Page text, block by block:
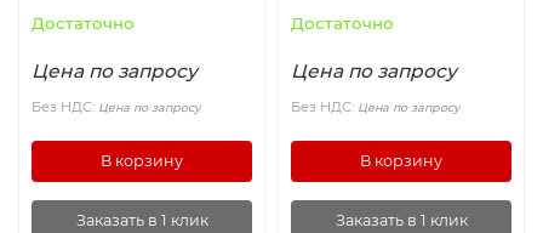
Вакуумные компоненты
Станочные приспособления
Достаточно
Цена по запросу
Без НДС: Цена по запросу
В корзину
Заказать в 1 клик
Достаточно
Цена по запросу
Без НДС: Цена по запросу
В корзину
Заказать в 1 клик